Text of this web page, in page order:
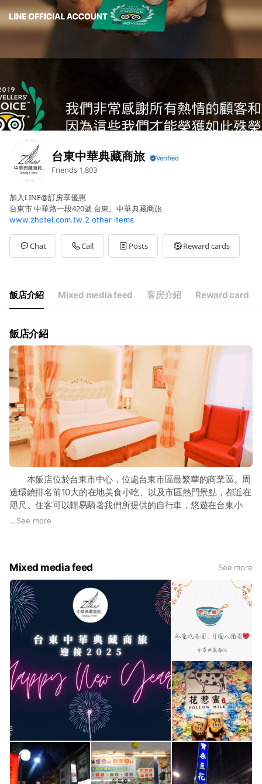
台東中華典藏商旅
Friends 1,803
加入LINE@訂房享優惠
台東市 中華路一段420號 台東。中華典藏商旅
www.zhotel.com.tw 2 other items
Chat Call Posts Reward cards
飯店介紹 Mixed media feed 客房介紹 Reward card
飯店介紹
本飯店位於台東市中心，位處台東市區最繁華的商業區。周
邊環繞排名前10大的在地美食小吃、以及市區熱門景點，都近在
咫尺。住客可以輕易騎著我們所提供的自行車，悠遊在台東小
城，享受小城的風土人情。
...See more
Mixed media feed See more